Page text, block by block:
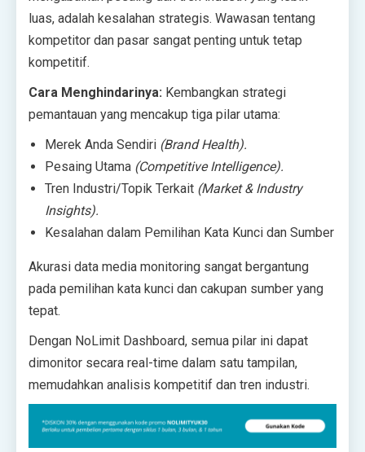
luas, adalah kesalahan strategis. Wawasan tentang
kompetitor dan pasar sangat penting untuk tetap
kompetitif.
Cara Menghindarinya: Kembangkan strategi
pemantauan yang mencakup tiga pilar utama:
Merek Anda Sendiri (Brand Health).
Pesaing Utama (Competitive Intelligence).
Tren Industri/Topik Terkait (Market & Industry
Insights).
Kesalahan dalam Pemilihan Kata Kunci dan Sumber
Akurasi data media monitoring sangat bergantung
pada pemilihan kata kunci dan cakupan sumber yang
tepat.
Dengan NoLimit Dashboard, semua pilar ini dapat
dimonitor secara real-time dalam satu tampilan,
memudahkan analisis kompetitif dan tren industri.